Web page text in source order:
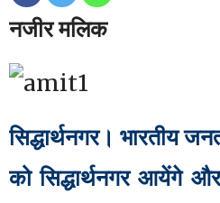
नजीर मलिक
सिद्धार्थनगर। भारतीय
को सिद्धार्थनगर आयेंगे